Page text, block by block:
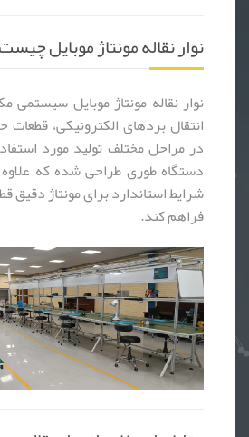
نوار نقاله مونتاژ موبایل
نوار نقاله مونتاژ موبایل سیستمی
انتقال بردهای الکترونیکی،
در مراحل مختلف تولید مورد
دستگاه طوری طراحی شده که
شرایط استاندارد برای مونتاژ دقیق
فراهم کند.